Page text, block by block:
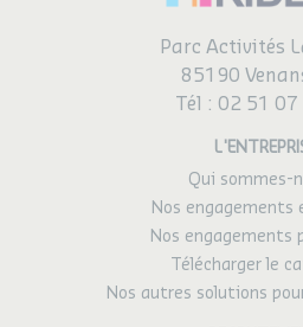
Parc Activités
85190
Tél : 02 51 07
Qui sommes-
Nos engagements
Nos engagements
Télécharger le
Nos autres solutions